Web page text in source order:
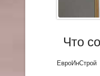
Что
ЕвроИнСтрой